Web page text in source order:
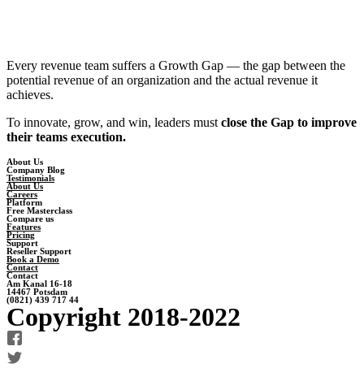
Every revenue team suffers a Growth Gap — the gap between the
potential revenue of an organization and the actual revenue it
achieves.
To innovate, grow, and win, leaders must close the Gap to improve
their teams execution.
About Us
Company Blog
Testimonials
About Us
Careers
Platform
Free Masterclass
Compare us
Features
Pricing
Support
Reseller Support
Book a Demo
Contact
Contact
Am Kanal 16-18
14467 Potsdam
(0821) 439 717 44
Copyright 2018-2022